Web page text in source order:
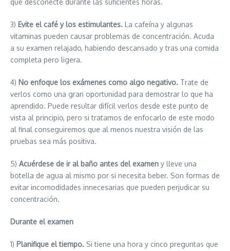
que desconecte durante las suficientes horas.
3) Evite el café y los estimulantes. La cafeína y algunas
vitaminas pueden causar problemas de concentración. Acuda
a su examen relajado, habiendo descansado y tras una comida
completa pero ligera.
4) No enfoque los exámenes como algo negativo. Trate de
verlos como una gran oportunidad para demostrar lo que ha
aprendido. Puede resultar difícil verlos desde este punto de
vista al principio, pero si tratamos de enfocarlo de este modo
al final conseguiremos que al menos nuestra visión de las
pruebas sea más positiva.
5) Acuérdese de ir al baño antes del examen y lleve una
botella de agua al mismo por si necesita beber. Son formas de
evitar incomodidades innecesarias que pueden perjudicar su
concentración.
Durante el examen
1) Planifique el tiempo. Si tiene una hora y cinco preguntas que